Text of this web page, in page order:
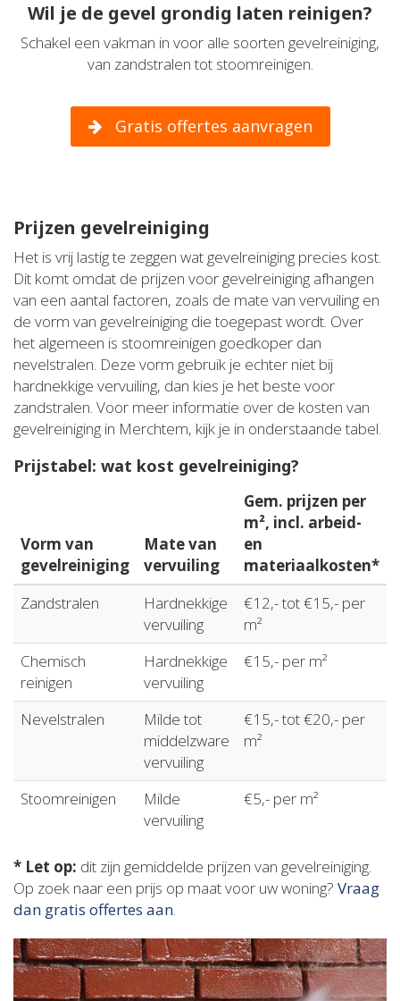
Wil je de gevel grondig laten reinigen?
Schakel een vakman in voor alle soorten gevelreiniging,
van zandstralen tot stoomreinigen.
Gratis offertes aanvragen
Prijzen gevelreiniging
Het is vrij lastig te zeggen wat gevelreiniging precies kost.
Dit komt omdat de prijzen voor gevelreiniging afhangen
van een aantal factoren, zoals de mate van vervuiling en
de vorm van gevelreiniging die toegepast wordt. Over
het algemeen is stoomreinigen goedkoper dan
nevelstralen. Deze vorm gebruik je echter niet bij
hardnekkige vervuiling, dan kies je het beste voor
zandstralen. Voor meer informatie over de kosten van
gevelreiniging in Merchtem, kijk je in onderstaande tabel.
Prijstabel: wat kost gevelreiniging?
Vorm van
gevelreiniging
Mate van
vervuiling
Gem. prijzen per
m², incl. arbeid-
en
materiaalkosten*
Zandstralen
Hardnekkige
vervuiling
€12,- tot €15,- per
m²
Chemisch
reinigen
Hardnekkige
vervuiling
€15,- per m²
Nevelstralen
Milde tot
middelzware
vervuiling
€15,- tot €20,- per
m²
Stoomreinigen
Milde
vervuiling
€5,- per m²
* Let op: dit zijn gemiddelde prijzen van gevelreiniging.
Op zoek naar een prijs op maat voor uw woning? Vraag
dan gratis offertes aan.